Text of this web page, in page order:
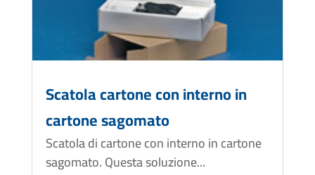
Scatola cartone con interno in
cartone sagomato
Scatola di cartone con interno in cartone
sagomato. Questa soluzione...